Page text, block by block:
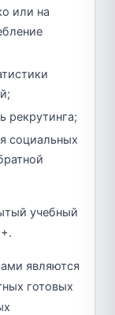
или на
рекрутинга;
социальных
учебный
являются
готовых